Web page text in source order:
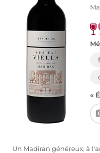
«
Un Madiran généreux, à